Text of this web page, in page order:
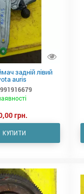
задній лівий
auris
991916679
грн.
КУПИТИ